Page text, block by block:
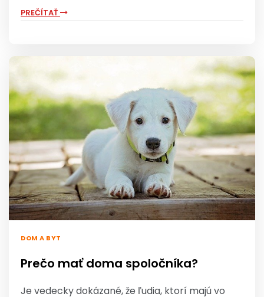
PREČÍTAŤ
DOM A BYT
Prečo mať doma spoločníka?
Je vedecky dokázané, že ľudia, ktorí majú vo